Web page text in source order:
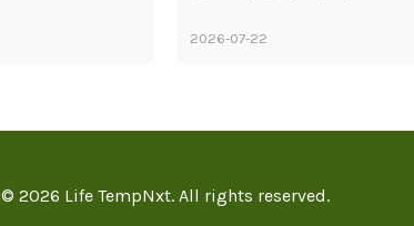
2026-07-22
© 2026 Life TempNxt. All rights reserved.